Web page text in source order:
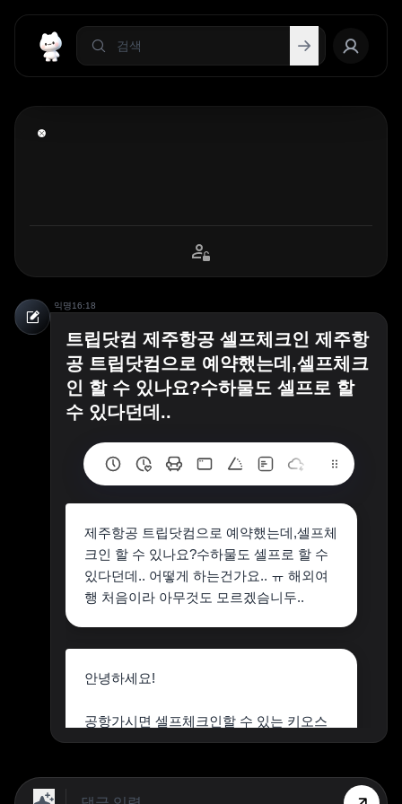
익명16:18
트립닷컴 제주항공 셀프체크인 제주항
공 트립닷컴으로 예약했는데,셀프체크
인 할 수 있나요?수하물도 셀프로 할
수 있다던데..
제주항공 트립닷컴으로 예약했는데,셀프체
크인 할 수 있나요?수하물도 셀프로 할 수
있다던데.. 어떻게 하는건가요.. ㅠ 해외여
행 처음이라 아무것도 모르겠슴니두..
안녕하세요!
공항가시면 셀프체크인할 수 있는 키오스
크같은게 있어요.